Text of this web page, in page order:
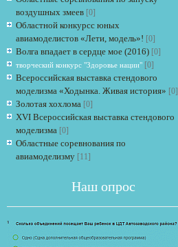
воздушных змеев [0]
Областной конкурсс юных
авиамоделистов «Лети, модель»! [0]
Волга впадает в сердце мое (2016) [0]
творческий конкурс "Здоровье нации" [0]
Всероссийская выставка стендового
моделизма «Ходынка. Живая история» [0]
Золотая хохлома [0]
XVI Всероссийская выставка стендового
моделизма [0]
Областные соревнования по
авиамоделизму [11]
Наш опрос